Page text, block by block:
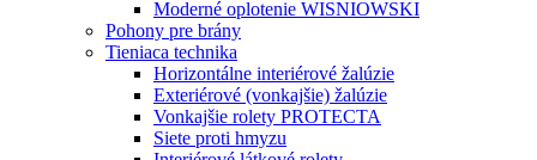
Moderné oplotenie WISNIOWSKI
Pohony pre brány
Tieniaca technika
Horizontálne interiérové žalúzie
Exteriérové (vonkajšie) žalúzie
Vonkajšie rolety PROTECTA
Siete proti hmyzu